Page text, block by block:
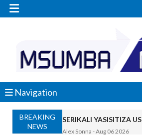

Navigation
BREAKING
NEWS
SERIKALI YASISITIZA
Alex Sonna Aug 06 2026